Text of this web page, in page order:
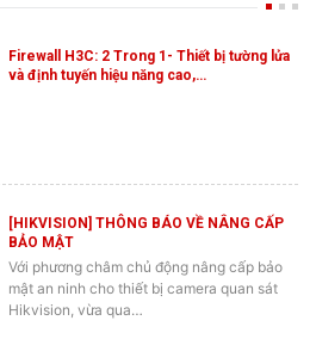
và định tuyến hiệu năng cao,…
BẢO MẬT
Với phương châm chủ động nâng cấp bảo
mật an ninh cho thiết bị camera quan sát
Hikvision, vừa qua…